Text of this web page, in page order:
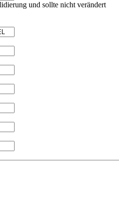
und sollte nicht verändert